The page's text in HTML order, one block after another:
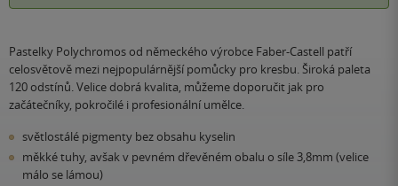
Pastelky Polychromos od německého výrobce Faber-Castell patří
celosvětově mezi nejpopulárnější pomůcky pro kresbu. Široká paleta
120 odstínů. Velice dobrá kvalita, můžeme doporučit jak pro
začátečníky, pokročilé i profesionální umělce.
světlostálé pigmenty bez obsahu kyselin
měkké tuhy, avšak v pevném dřevěném obalu o síle 3,8mm (velice
málo se lámou)